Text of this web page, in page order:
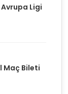
Ligi
Maç Bileti